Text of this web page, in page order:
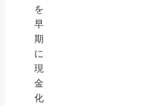
を
早
期
に
現
金
化